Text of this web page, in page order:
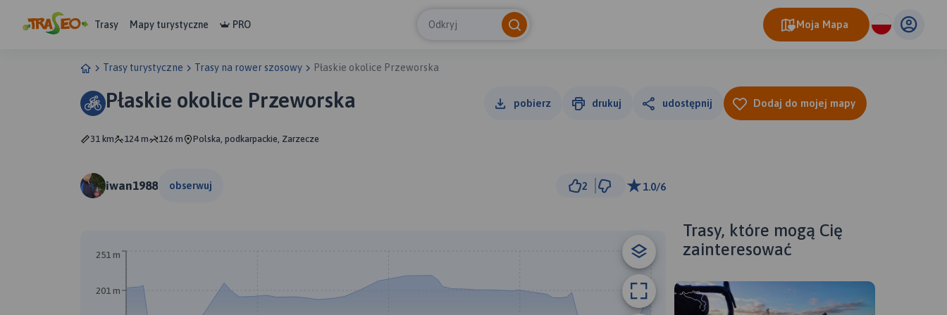
Trasy Mapy turystyczne PRO Odkryj Moja Mapa
Trasy turystyczne Trasy na rower szosowy Płaskie okolice Przeworska
Płaskie okolice Przeworska pobierz drukuj udostępnij Dodaj do mojej mapy
31 km 124 m 126 m Polska, podkarpackie, Zarzecze
iwan1988 obserwuj 2 1.0/6
3 km
201 m
251 m
Trasy, które mogą Cię
zainteresować